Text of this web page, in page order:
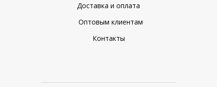
Оптовым клиентам
Доставка и оплата
Контакты